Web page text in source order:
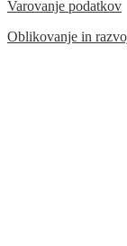
Varovanje podatkov
Oblikovanje in